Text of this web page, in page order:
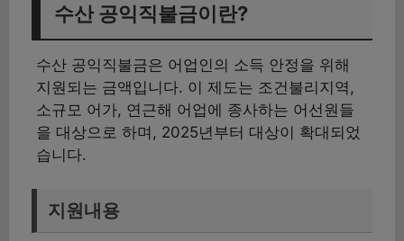
수산 공익직불금이란?
수산 공익직불금은 어업인의 소득 안정을 위해
지원되는 금액입니다. 이 제도는 조건불리지역,
소규모 어가, 연근해 어업에 종사하는 어선원들
을 대상으로 하며, 2025년부터 대상이 확대되었
습니다.
지원내용